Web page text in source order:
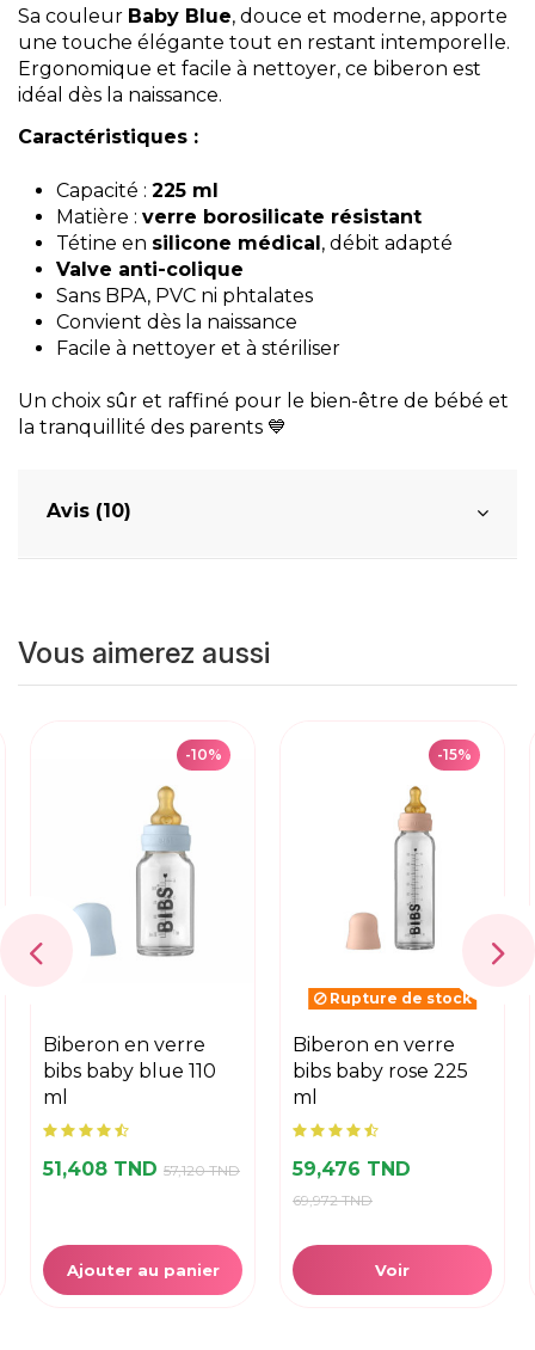
Sa couleur Baby Blue, douce et moderne, apporte
une touche élégante tout en restant intemporelle.
Ergonomique et facile à nettoyer, ce biberon est
idéal dès la naissance.
Caractéristiques :
Capacité : 225 ml
Matière : verre borosilicate résistant
Tétine en silicone médical, débit adapté
Valve anti-colique
Sans BPA, PVC ni phtalates
Convient dès la naissance
Facile à nettoyer et à stériliser
Un choix sûr et raffiné pour le bien-être de bébé et
la tranquillité des parents 💙
Avis (10)
Vous aimerez aussi
-10%
biberon en verre
bibs baby blue 110
ml
51,408 TND 57,120 TND
Ajouter au panier
-15%
Rupture de stock
biberon en verre
bibs baby rose 225
ml
59,476 TND
69,972 TND
Voir